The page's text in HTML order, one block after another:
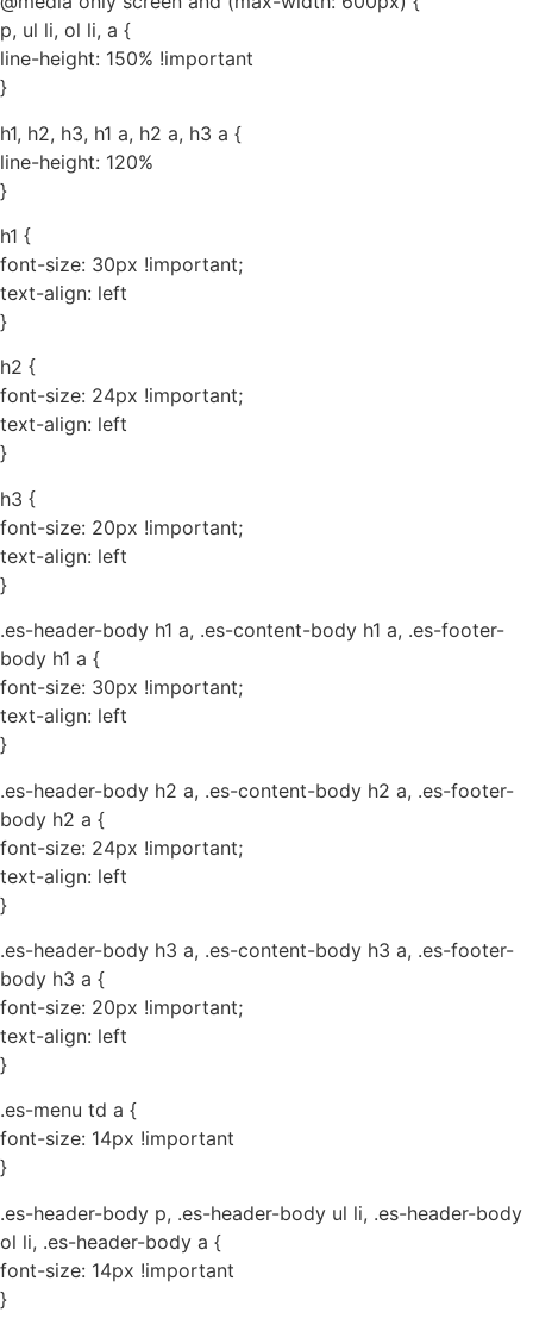
p, ul li, ol li, a {
line-height: 150% !important
}
h1, h2, h3, h1 a, h2 a, h3 a {
line-height: 120%
}
h1 {
font-size: 30px !important;
text-align: left
}
h2 {
font-size: 24px !important;
text-align: left
}
h3 {
font-size: 20px !important;
text-align: left
}
.es-header-body h1 a, .es-content-body h1 a, .es-footer-
body h1 a {
font-size: 30px !important;
text-align: left
}
.es-header-body h2 a, .es-content-body h2 a, .es-footer-
body h2 a {
font-size: 24px !important;
text-align: left
}
.es-header-body h3 a, .es-content-body h3 a, .es-footer-
body h3 a {
font-size: 20px !important;
text-align: left
}
.es-menu td a {
font-size: 14px !important
}
.es-header-body p, .es-header-body ul li, .es-header-body
ol li, .es-header-body a {
font-size: 14px !important
}